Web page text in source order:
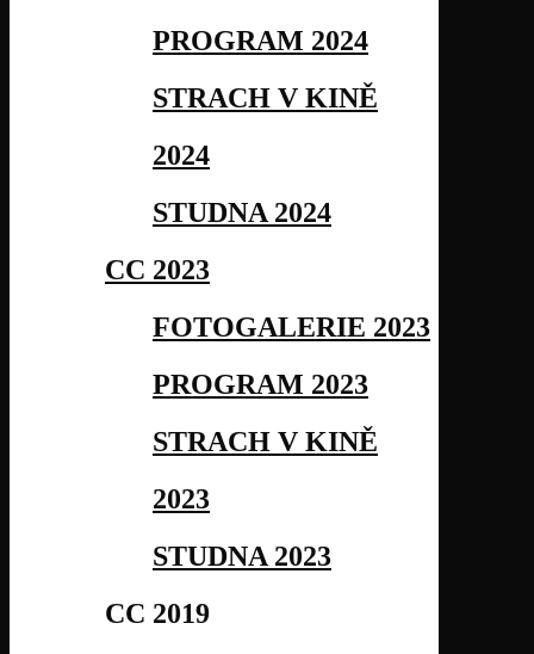
PROGRAM 2024
STRACH V KINĚ
2024
STUDNA 2024
CC 2023
FOTOGALERIE 2023
PROGRAM 2023
STRACH V KINĚ
2023
STUDNA 2023
CC 2019